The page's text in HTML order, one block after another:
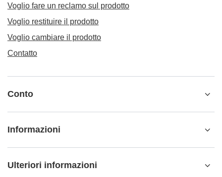
Voglio fare un reclamo sul prodotto
Voglio restituire il prodotto
Voglio cambiare il prodotto
Contatto
Conto
Informazioni
Ulteriori informazioni